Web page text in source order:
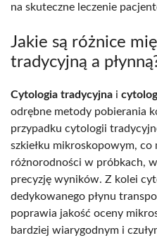
na skuteczne leczenie
Jakie są różnice
tradycyjną a
Cytologia tradycyjna i
odrębne metody pobierania
przypadku cytologii
szkiełku mikroskopowym, co
różnorodności w próbkach,
precyzję wyników. Z kolei
dedykowanego płynu
poprawia jakość oceny
bardziej wiarygodnym i